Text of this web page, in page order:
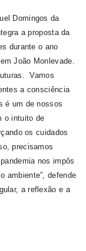
Domingos da
a proposta da
durante o ano
João Monlevade.
Vamos
a consciência
é um de nossos
o intuito de
os cuidados
precisamos
nos impôs
ambiente”, defende
a reflexão e a